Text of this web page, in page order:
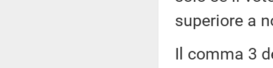
superiore a
Il comma 3